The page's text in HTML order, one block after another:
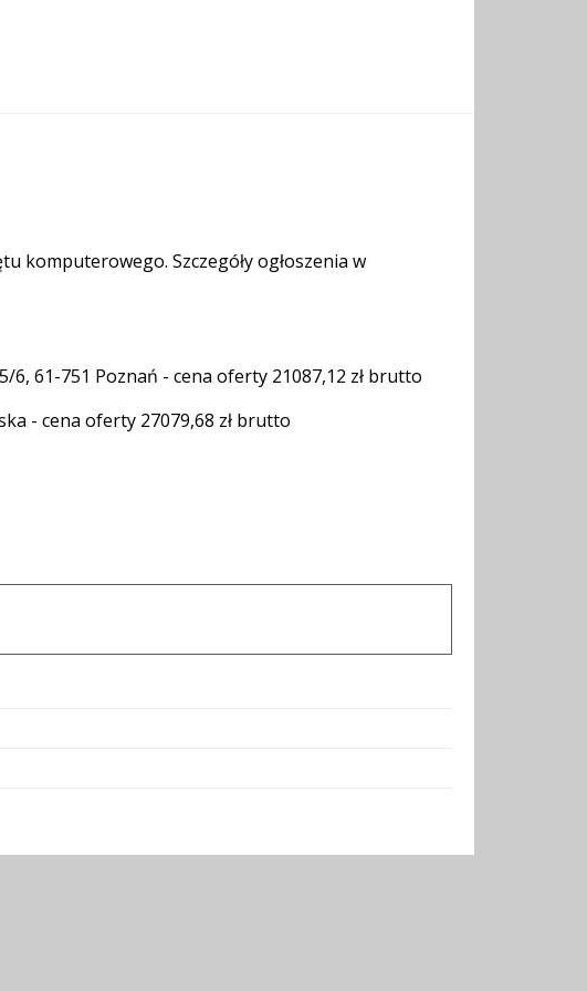
komputerowego. Szczegóły ogłoszenia w
6, 61-751 Poznań - cena oferty 21087,12 zł brutto
- cena oferty 27079,68 zł brutto